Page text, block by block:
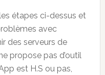
étapes ci-dessus et
avec
des serveurs de
propose pas d’outil
est H.S ou pas,